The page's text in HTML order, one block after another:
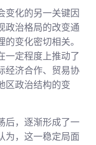
变化的另一关键因
政治格局的改变通
变化密切相关。
一定程度上推动了
经济合作、贸易协
区政治结构的变
后，逐渐形成了一
为，这一稳定局面